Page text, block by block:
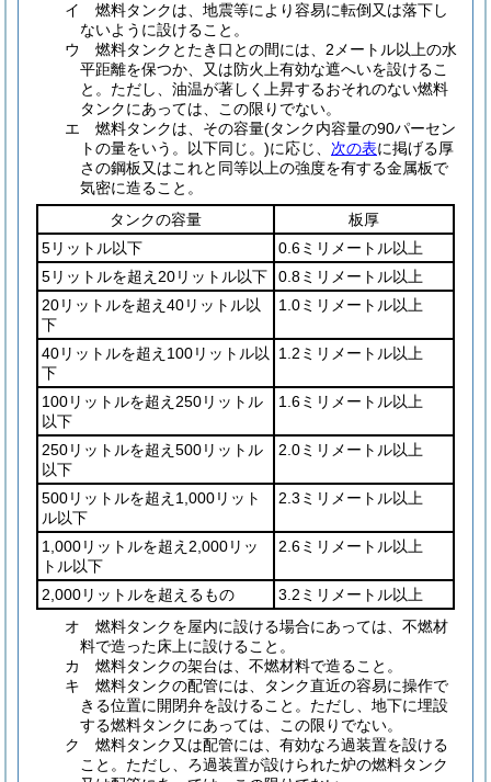
イ
燃料タンクは、地震等により容易に転倒又は落下し
ないように設けること。
ウ
燃料タンクとたき口との間には、2メートル以上の水
平距離を保つか、又は防火上有効な遮へいを設けるこ
と。 ただし、油温が著しく上昇するおそれのない燃料
タンクにあっては、この限りでない。
エ
燃料タンクは、その容量(タンク内容量の90パーセン
トの量をいう。以下同じ。)に応じ、 次の表に掲げる厚
さの鋼板又はこれと同等以上の強度を有する金属板で
気密に造ること。
タンクの容量
板厚
5リットル以下
0.6ミリメートル以上
5リットルを超え20リットル以下
0.8ミリメートル以上
20リットルを超え40リットル以
下
1.0ミリメートル以上
40リットルを超え100リットル以
下
1.2ミリメートル以上
100リットルを超え250リットル
以下
1.6ミリメートル以上
250リットルを超え500リットル
以下
2.0ミリメートル以上
500リットルを超え1,000リット
ル以下
2.3ミリメートル以上
1,000リットルを超え2,000リッ
トル以下
2.6ミリメートル以上
2,000リットルを超えるもの
3.2ミリメートル以上
オ
燃料タンクを屋内に設ける場合にあっては、不燃材
料で造った床上に設けること。
カ
燃料タンクの架台は、不燃材料で造ること。
キ
燃料タンクの配管には、タンク直近の容易に操作で
きる位置に開閉弁を設けること。 ただし、地下に埋設
する燃料タンクにあっては、この限りでない。
ク
燃料タンク又は配管には、有効なろ過装置を設ける
こと。 ただし、ろ過装置が設けられた炉の燃料タンク